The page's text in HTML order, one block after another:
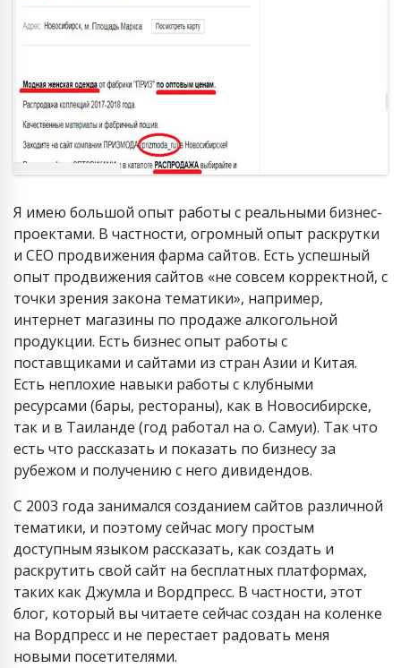
Я имею большой опыт работы с реальными бизнес-
проектами. В частности, огромный опыт раскрутки
и СЕО продвижения фарма сайтов. Есть успешный
опыт продвижения сайтов «не совсем корректной, с
точки зрения закона тематики», например,
интернет магазины по продаже алкогольной
продукции. Есть бизнес опыт работы с
поставщиками и сайтами из стран Азии и Китая.
Есть неплохие навыки работы с клубными
ресурсами (бары, рестораны), как в Новосибирске,
так и в Таиланде (год работал на о. Самуи). Так что
есть что рассказать и показать по бизнесу за
рубежом и получению с него дивидендов.
С 2003 года занимался созданием сайтов различной
тематики, и поэтому сейчас могу простым
доступным языком рассказать, как создать и
раскрутить свой сайт на бесплатных платформах,
таких как Джумла и Вордпресс. В частности, этот
блог, который вы читаете сейчас создан на коленке
на Вордпресс и не перестает радовать меня
новыми посетителями.